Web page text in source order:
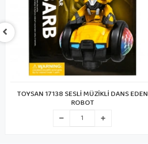
TOYSAN 17128 SESLİ MÜZİKLİ DANS EDEN
ROBOT